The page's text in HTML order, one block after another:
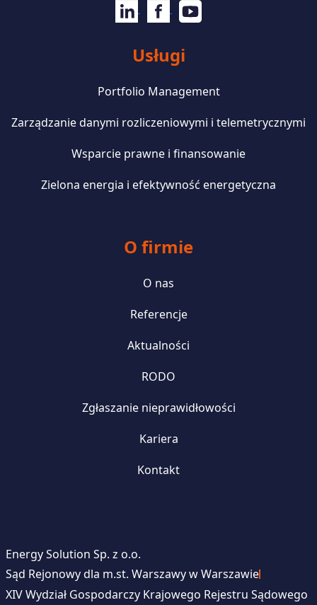
Usługi
Portfolio Management
Zarządzanie danymi rozliczeniowymi i telemetrycznymi
Wsparcie prawne i finansowanie
Zielona energia i efektywność energetyczna
O firmie
O nas
Referencje
Aktualności
RODO
Zgłaszanie nieprawidłowości
Kariera
Kontakt
Energy Solution Sp. z o.o.
Sąd Rejonowy dla m.st. Warszawy w Warszawie
XIV Wydział Gospodarczy Krajowego Rejestru Sądowego